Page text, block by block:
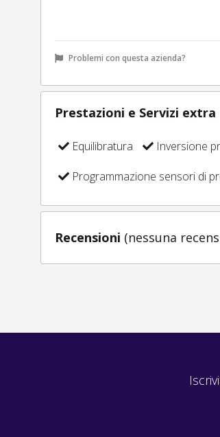
Problemi con questa azienda?
Prestazioni e Servizi extra
Equilibratura Inversione
Programmazione sensori di
Recensioni (nessuna